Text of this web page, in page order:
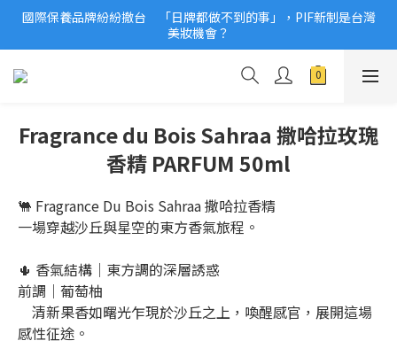
2026美妝小樣、試用品變少？PIF化妝品身分證7月上路！消費者
必懂5觀念
國際保養品牌紛紛撤台　「日牌都做不到的事」，PIF新制是台灣
美妝機會？
2026美妝小樣、試用品變少？PIF化妝品身分證7月上路！消費者
Fragrance du Bois Sahraa 撒哈拉玫瑰
香精 PARFUM 50ml
🐫 Fragrance Du Bois Sahraa 撒哈拉香精
一場穿越沙丘與星空的東方香氣旅程。
🌵 香氣結構｜東方調的深層誘惑
前調｜葡萄柚
清新果香如曙光乍現於沙丘之上，喚醒感官，展開這場
感性征途。